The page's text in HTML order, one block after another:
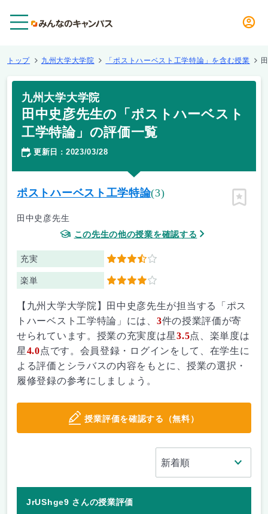
トップ 九州大学大学院 「ポストハーベスト工学特論」を含む授業
九州大学大学院
田中史彦先生の「ポストハーベスト
工学特論」の評価一覧
更新日 ： 2023/03/28
ポストハーベスト工学特論(3)
田中史彦先生
この先生の他の授業を確認する
充実 3.5
楽単 4
ピン留
【九州大学大学院】田中史彦先生が担当する「ポス
トハーベスト工学特論」には、 3件の授業評価が寄
せられています。授業の充実度は星3.5点、楽単度は
星4.0点です。会員登録・ログインをして、在学生に
よる評価とシラバスの内容をもとに、授業の選択・
履修登録の参考にしましょう。
授業評価を確認する（無料）
JrUShge9 さんの授業評価